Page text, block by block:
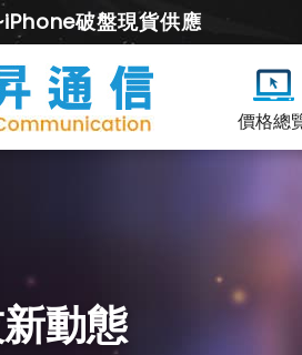
破盤現貨供應
價格總
動態